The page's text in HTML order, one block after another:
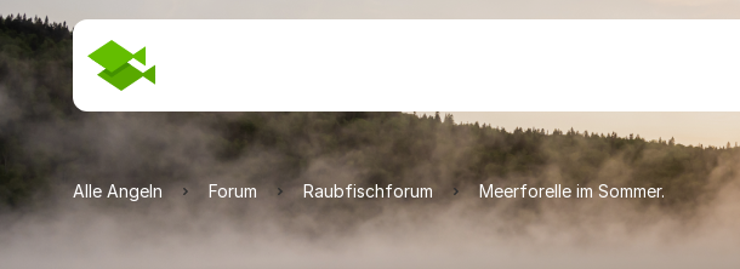
Alle Angeln Forum Raubfischforum Meerforelle im Sommer.